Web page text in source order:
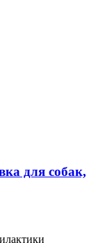
для собак,